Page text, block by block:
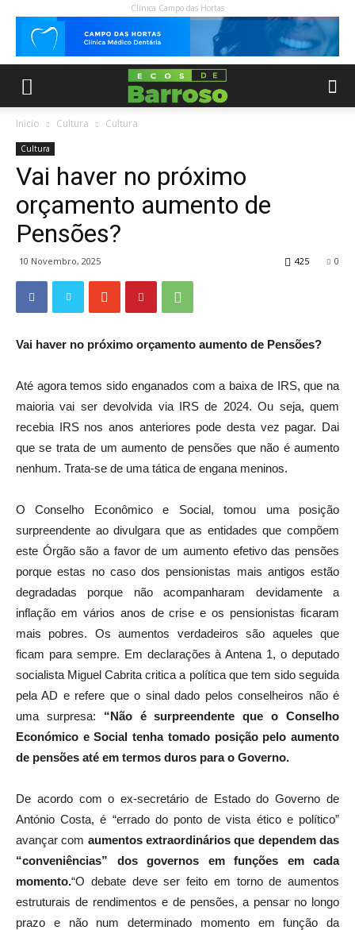
Clínica Campo das Hortas
Inicio Cultura Cultura
Cultura
Vai haver no próximo
orçamento aumento de
Pensões?
10 Novembro, 2025 0
425
Vai haver no próximo orçamento aumento de Pensões?
Até agora temos sido enganados com a baixa de IRS, que na
maioria vai ser devolvida via IRS de 2024. Ou seja, quem
recebia IRS nos anos anteriores pode desta vez pagar. Dai
que se trata de um aumento de pensões que não é aumento
nenhum. Trata-se de uma tática de engana meninos.
O Conselho Econômico e Social, tomou uma posição
surpreendente ao divulgara que as entidades que compõem
este Órgão são a favor de um aumento efetivo das pensões
porque estas no caso dos pensionistas mais antigos estão
degradadas porque não acompanharam devidamente a
inflação em vários anos de crise e os pensionistas ficaram
mais pobres. Os aumentos verdadeiros são aqueles que
ficam para sempre. Em declarações à Antena 1, o deputado
socialista Miguel Cabrita critica a política que tem sido seguida
pela AD e refere que o sinal dado pelos conselheiros não é
uma surpresa: “Não é surpreendente que o Conselho
Económico e Social tenha tomado posição pelo aumento
de pensões até em termos duros para o Governo.
De acordo com o ex-secretário de Estado do Governo de
António Costa, é “errado do ponto de vista ético e político”
avançar com aumentos extraordinários que dependem das
“conveniências” dos governos em funções em cada
momento.“O debate deve ser feito em torno de aumentos
estruturais de rendimentos e de pensões, a pensar no longo
prazo e não num determinado momento em função da